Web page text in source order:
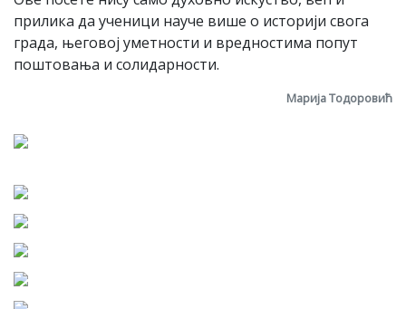
прилика да ученици науче више о историји свога
града, његовој уметности и вредностима попут
поштовања и солидарности.
Марија Тодоровић